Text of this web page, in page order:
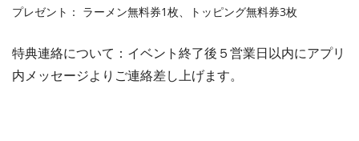
プレゼント： ラーメン無料券1枚、トッピング無料券3枚
特典連絡について：イベント終了後５営業⽇以内にアプリ
内メッセージよりご連絡差し上げます。